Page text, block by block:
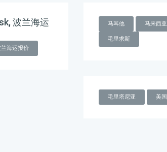
波兰海运
海运报价
马耳他 马来西亚
毛里求斯
毛里塔尼亚 美国